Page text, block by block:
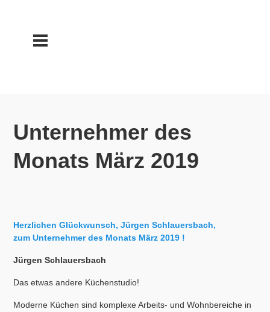
Unternehmer des
Monats März 2019
Herzlichen Glückwunsch, Jürgen Schlauersbach,
zum Unternehmer des Monats März 2019 !
Jürgen Schlauersbach
Das etwas andere Küchenstudio!
Moderne Küchen sind komplexe Arbeits- und Wohnbereiche in